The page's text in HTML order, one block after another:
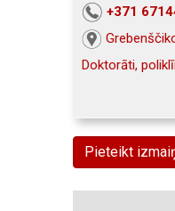
+371
Doktorāti,
Pieteikt